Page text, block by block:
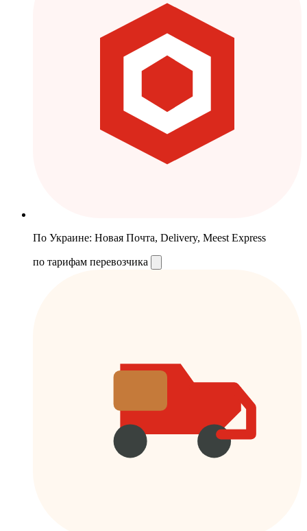
По Украине: Новая Почта, Delivery, Meest Express
по тарифам перевозчика